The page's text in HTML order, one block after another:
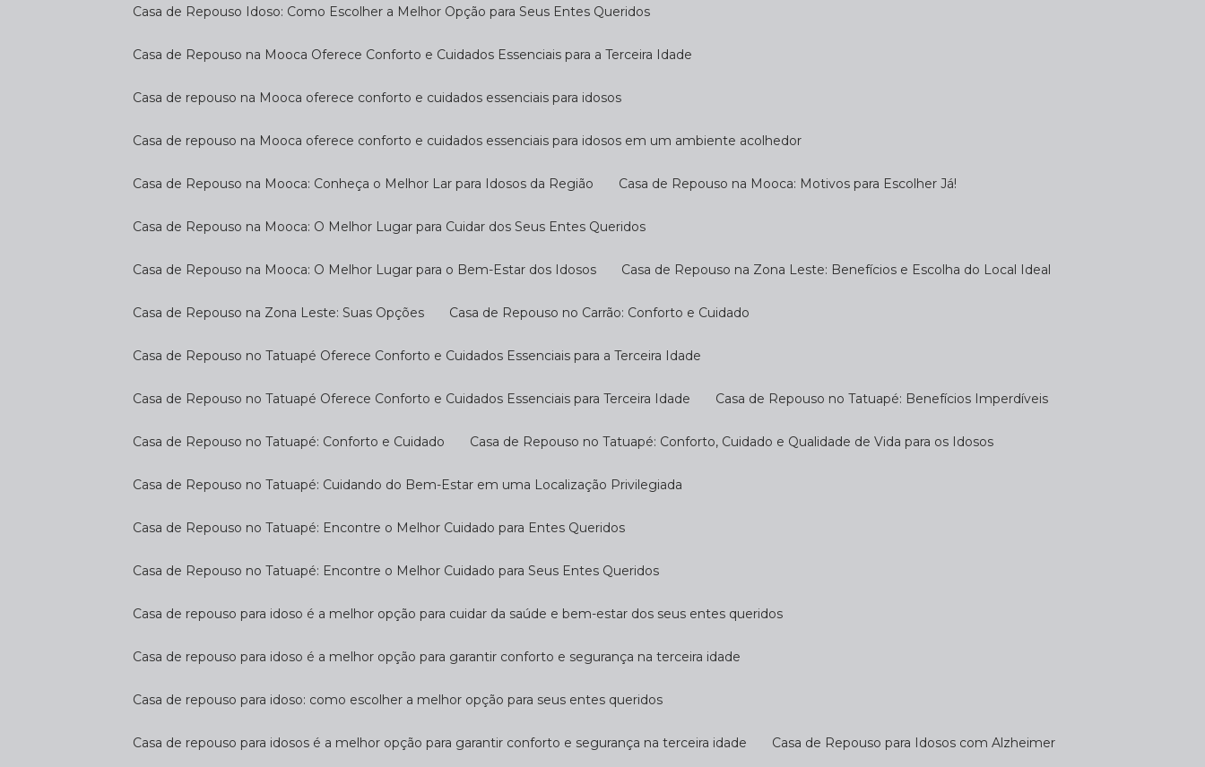
Casa de Repouso Idoso: Como Escolher a Melhor Opção para Seus Entes Queridos
Casa de Repouso na Mooca Oferece Conforto e Cuidados Essenciais para a Terceira Idade
Casa de repouso na Mooca oferece conforto e cuidados essenciais para idosos
Casa de repouso na Mooca oferece conforto e cuidados essenciais para idosos em um ambiente acolhedor
Casa de Repouso na Mooca: Conheça o Melhor Lar para Idosos da Região Casa de Repouso na Mooca: Motivos para Escolher Já!
Casa de Repouso na Mooca: O Melhor Lugar para Cuidar dos Seus Entes Queridos
Casa de Repouso na Mooca: O Melhor Lugar para o Bem-Estar dos Idosos Casa de Repouso na Zona Leste: Benefícios e Escolha do Local Ideal
Casa de Repouso na Zona Leste: Suas Opções Casa de Repouso no Carrão: Conforto e Cuidado
Casa de Repouso no Tatuapé Oferece Conforto e Cuidados Essenciais para a Terceira Idade
Casa de Repouso no Tatuapé Oferece Conforto e Cuidados Essenciais para Terceira Idade Casa de Repouso no Tatuapé: Benefícios Imperdíveis
Casa de Repouso no Tatuapé: Conforto e Cuidado Casa de Repouso no Tatuapé: Conforto, Cuidado e Qualidade de Vida para os Idosos
Casa de Repouso no Tatuapé: Cuidando do Bem-Estar em uma Localização Privilegiada
Casa de Repouso no Tatuapé: Encontre o Melhor Cuidado para Entes Queridos
Casa de Repouso no Tatuapé: Encontre o Melhor Cuidado para Seus Entes Queridos
Casa de repouso para idoso é a melhor opção para cuidar da saúde e bem-estar dos seus entes queridos
Casa de repouso para idoso é a melhor opção para garantir conforto e segurança na terceira idade
Casa de repouso para idoso: como escolher a melhor opção para seus entes queridos
Casa de repouso para idosos é a melhor opção para garantir conforto e segurança na terceira idade Casa de Repouso para Idosos com Alzheimer